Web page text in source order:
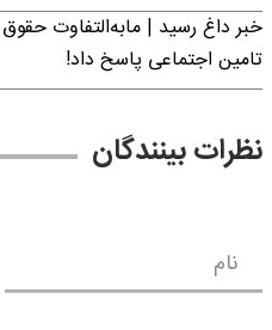
خبر داغ رسید | مابه‌التفاوت
تامین اجتماعی پاسخ داد!
نظرات بینندگان
نام